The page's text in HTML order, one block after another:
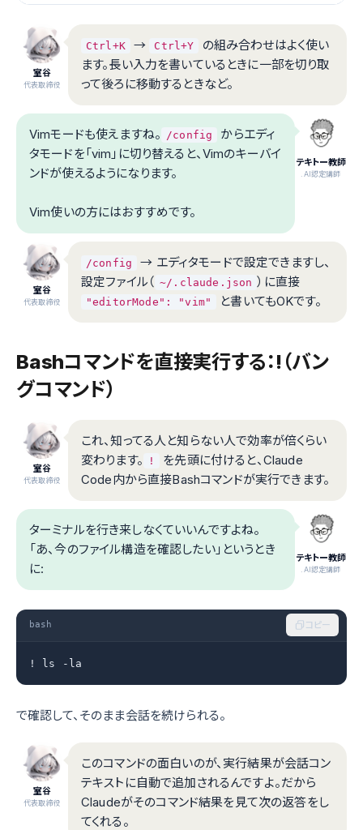
室谷
代表取締役
Ctrl+K → Ctrl+Y
の組み合わせはよく使い
ます。長い入力を書いているときに一部を切り取
って後ろに移動するときなど。
テキトー教師
.AI認定講師
Vimモードも使えますね。 /config
からエディ
タモードを「vim」に切り替えると、Vimのキーバイ
ンドが使えるようになります。
Vim使いの方にはおすすめです。
室谷
代表取締役
/config
→ エディタモードで設定できますし、
設定ファイル（ ~/.claude.json ）に直接
"editorMode": "vim" と書いてもOKです。
Bashコマンドを直接実行する：!（バン
グコマンド）
室谷
代表取締役
これ、知ってる人と知らない人で効率が倍くらい
変わります。
!
を先頭に付けると、Claude
Code内から直接Bashコマンドが実行できます。
テキトー教師
.AI認定講師
ターミナルを行き来しなくていいんですよね。
「あ、今のファイル構造を確認したい」というとき
に:
bash コピー
! ls -la
で確認して、そのまま会話を続けられる。
室谷
代表取締役
このコマンドの面白いのが、実行結果が会話コン
テキストに自動で追加されるんですよ。だから
Claudeがそのコマンド結果を見て次の返答をし
てくれる。